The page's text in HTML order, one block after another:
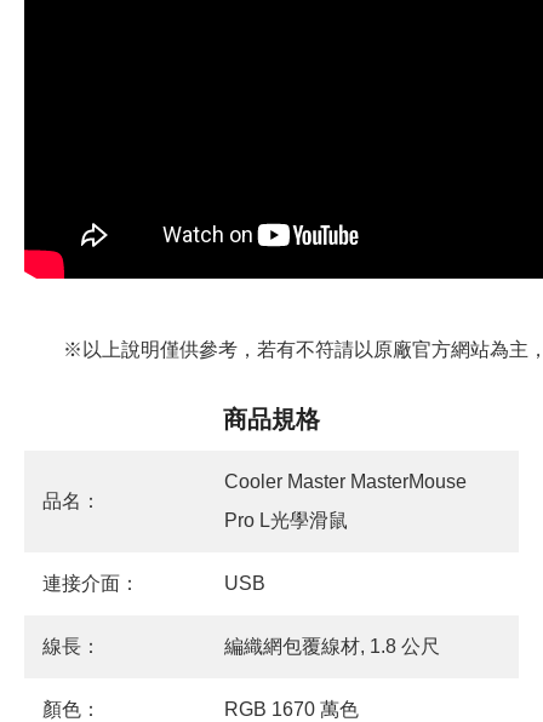
※以上說明僅供參考，若有不符請以原廠官方網站為主
商品規格
品名：
Cooler Master MasterMouse
Pro L光學滑鼠
連接介面： USB
線長： 編織網包覆線材, 1.8 公尺
顏色： RGB 1670 萬色